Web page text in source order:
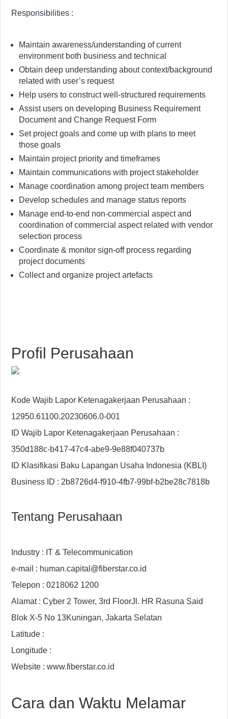
Responsibilities :
Maintain awareness/understanding of current
environment both business and technical
Obtain deep understanding about context/background
related with user’s request
Help users to construct well-structured requirements
Assist users on developing Business Requirement
Document and Change Request Form
Set project goals and come up with plans to meet
those goals
Maintain project priority and timeframes
Maintain communications with project stakeholder
Manage coordination among project team members
Develop schedules and manage status reports
Manage end-to-end non-commercial aspect and
coordination of commercial aspect related with vendor
selection process
Coordinate & monitor sign-off process regarding
project documents
Collect and organize project artefacts
Profil Perusahaan
Kode Wajib Lapor Ketenagakerjaan Perusahaan :
12950.61100.20230606.0-001
ID Wajib Lapor Ketenagakerjaan Perusahaan :
350d188c-b417-47c4-abe9-9e88f040737b
ID Klasifikasi Baku Lapangan Usaha Indonesia (KBLI)
Business ID : 2b8726d4-f910-4fb7-99bf-b2be28c7818b
Tentang Perusahaan
Industry : IT & Telecommunication
e-mail : human.capital@fiberstar.co.id
Telepon : 0218062 1200
Alamat : Cyber 2 Tower, 3rd FloorJl. HR Rasuna Said
Blok X-5 No 13Kuningan, Jakarta Selatan
Latitude :
Longitude :
Website : www.fiberstar.co.id
Cara dan Waktu Melamar